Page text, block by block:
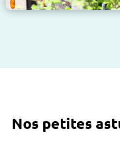
Nos petites